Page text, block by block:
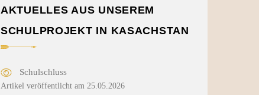
AKTUELLES AUS UNSEREM
SCHULPROJEKT IN KASACHSTAN
Schulschluss
Artikel veröffentlicht am 25.05.2026